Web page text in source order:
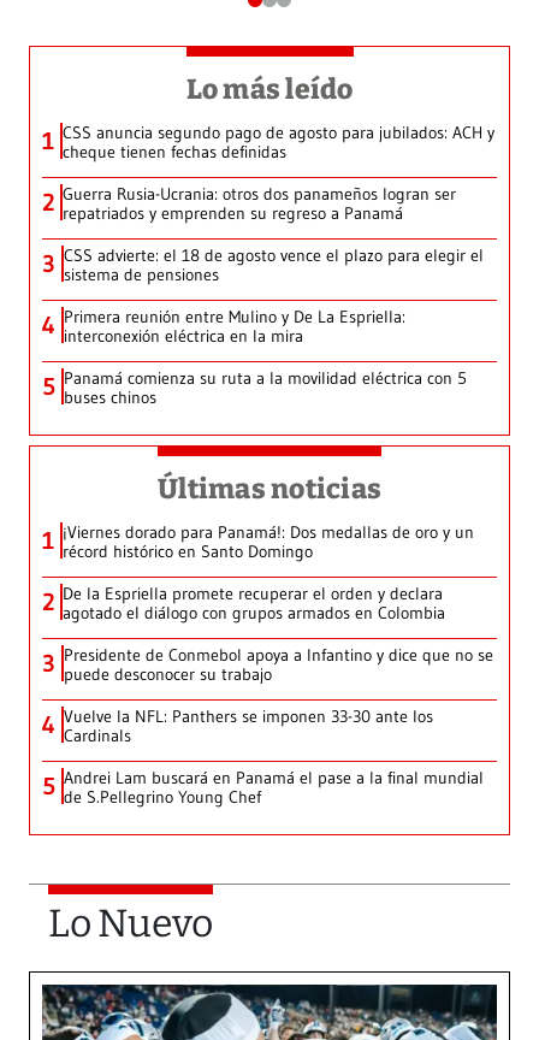
Lo más leído
1 CSS anuncia segundo pago de agosto para jubilados: ACH y
cheque tienen fechas definidas
2 Guerra Rusia-Ucrania: otros dos panameños logran ser
repatriados y emprenden su regreso a Panamá
3 CSS advierte: el 18 de agosto vence el plazo para elegir el
sistema de pensiones
4 Primera reunión entre Mulino y De La Espriella:
interconexión eléctrica en la mira
5 Panamá comienza su ruta a la movilidad eléctrica con 5
buses chinos
Últimas noticias
1 ¡Viernes dorado para Panamá!: Dos medallas de oro y un
récord histórico en Santo Domingo
2 De la Espriella promete recuperar el orden y declara
agotado el diálogo con grupos armados en Colombia
3 Presidente de Conmebol apoya a Infantino y dice que no se
puede desconocer su trabajo
4 Vuelve la NFL: Panthers se imponen 33-30 ante los
Cardinals
5 Andrei Lam buscará en Panamá el pase a la final mundial
de S.Pellegrino Young Chef
Lo Nuevo